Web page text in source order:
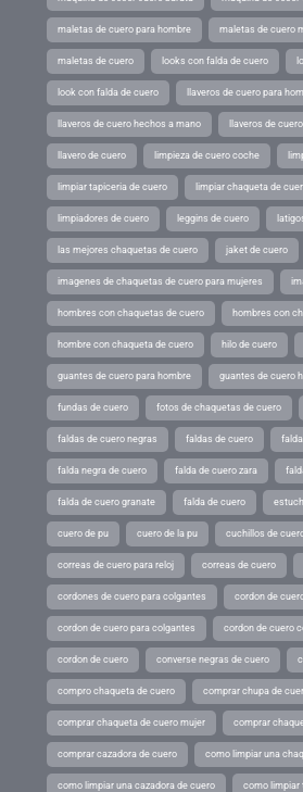
maletas de cuero para hombre maletas de cuero
maletas de cuero looks con falda de cuero
look con falda de cuero llaveros de cuero para
llaveros de cuero hechos a mano llaveros de
llavero de cuero limpieza de cuero coche
limpiar tapiceria de cuero limpiar chaqueta de
limpiadores de cuero leggins de cuero
las mejores chaquetas de cuero jaket de cuero
imagenes de chaquetas de cuero para mujeres
hombres con chaquetas de cuero hombres con
hombre con chaqueta de cuero hilo de cuero
guantes de cuero para hombre guantes de cuero
fundas de cuero fotos de chaquetas de cuero
faldas de cuero negras faldas de cuero
falda negra de cuero falda de cuero zara
falda de cuero granate falda de cuero
cuero de pu cuero de la pu cuchillos de
correas de cuero para reloj correas de cuero
cordones de cuero para colgantes cordon de
cordon de cuero para colgantes cordon de cuero
cordon de cuero converse negras de cuero
compro chaqueta de cuero comprar chupa de
comprar chaqueta de cuero mujer comprar
comprar cazadora de cuero como limpiar una
como limpiar una cazadora de cuero como limpiar